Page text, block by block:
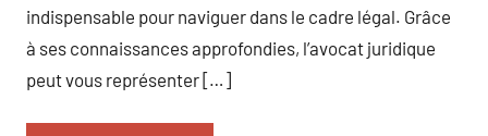
indispensable pour naviguer dans le cadre légal. Grâce
à ses connaissances approfondies, l’avocat juridique
peut vous représenter […]